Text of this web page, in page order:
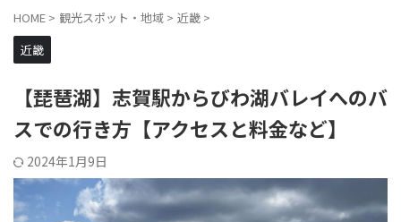
HOME > 観光スポット・地域 > 近畿 >
近畿
【琵琶湖】志賀駅からびわ湖バレイへのバ
スでの行き方【アクセスと料金など】
2024年1月9日